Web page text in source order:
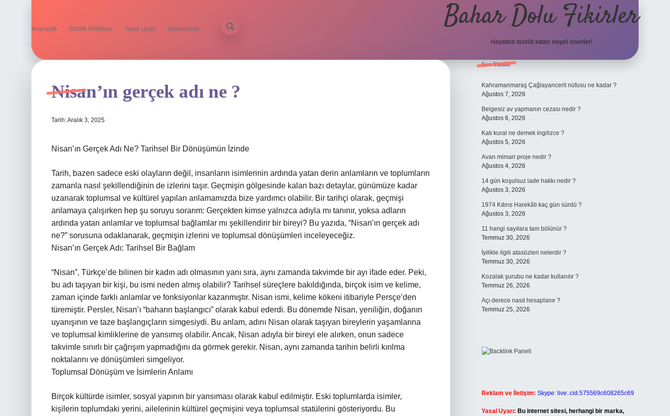
Anasayfa Gizlilik Politikası Yasal Uyarı Hakkımızda Bahar Dolu Fikirler
Hayatına tazelik katan neşeli öneriler!
Nisan’ın gerçek adı ne ?
Tarih: Aralık 3, 2025
Nisan’ın Gerçek Adı Ne? Tarihsel Bir Dönüşümün İzinde
Tarih, bazen sadece eski olayların değil, insanların isimlerinin ardında yatan derin anlamların ve toplumların
zamanla nasıl şekillendiğinin de izlerini taşır. Geçmişin gölgesinde kalan bazı detaylar, günümüze kadar
uzanarak toplumsal ve kültürel yapıları anlamamızda bize yardımcı olabilir. Bir tarihçi olarak, geçmişi
anlamaya çalışırken hep şu soruyu sorarım: Gerçekten kimse yalnızca adıyla mı tanınır, yoksa adların
ardında yatan anlamlar ve toplumsal bağlamlar mı şekillendirir bir bireyi? Bu yazıda, “Nisan’ın gerçek adı
ne?” sorusuna odaklanarak, geçmişin izlerini ve toplumsal dönüşümleri inceleyeceğiz.
Nisan’ın Gerçek Adı: Tarihsel Bir Bağlam
“Nisan”, Türkçe’de bilinen bir kadın adı olmasının yanı sıra, aynı zamanda takvimde bir ayı ifade eder. Peki,
bu adı taşıyan bir kişi, bu ismi neden almış olabilir? Tarihsel süreçlere bakıldığında, birçok isim ve kelime,
zaman içinde farklı anlamlar ve fonksiyonlar kazanmıştır. Nisan ismi, kelime kökeni itibariyle Persçe’den
türemiştir. Persler, Nisan’ı “baharın başlangıcı” olarak kabul ederdi. Bu dönemde Nisan, yeniliğin, doğanın
uyanışının ve taze başlangıçların simgesiydi. Bu anlam, adını Nisan olarak taşıyan bireylerin yaşamlarına
ve toplumsal kimliklerine de yansımış olabilir. Ancak, Nisan adıyla bir bireyi ele alırken, onun sadece
takvimle sınırlı bir çağrışım yapmadığını da görmek gerekir. Nisan, aynı zamanda tarihin belirli kırılma
noktalarını ve dönüşümleri simgeliyor.
Toplumsal Dönüşüm ve İsimlerin Anlamı
Birçok kültürde isimler, sosyal yapının bir yansıması olarak kabul edilmiştir. Eski toplumlarda isimler,
kişilerin toplumdaki yerini, ailelerinin kültürel geçmişini veya toplumsal statülerini gösteriyordu. Bu
Sidebar
Son Yazılar
Kahramanmaraş Çağlayancerit nüfusu ne kadar ?
Ağustos 7, 2026
Belgesiz av yapmanın cezası nedir ?
Ağustos 6, 2026
Katı kural ne demek ingilizce ?
Ağustos 5, 2026
Avan mimari proje nedir ?
Ağustos 4, 2026
14 gün koşulsuz iade hakkı nedir ?
Ağustos 3, 2026
1974 Kıbrıs Harekâtı kaç gün sürdü ?
Ağustos 3, 2026
11 hangi sayılara tam bölünür ?
Temmuz 30, 2026
İyilikle ilgili atasözleri nelerdir ?
Temmuz 30, 2026
Kozalak şurubu ne kadar kullanılır ?
Temmuz 26, 2026
Açı derece nasıl hesaplanır ?
Temmuz 25, 2026
Reklam ve İletişim: Skype: live:.cid.575569c608265c69
Yasal Uyarı: Bu internet sitesi, herhangi bir marka,